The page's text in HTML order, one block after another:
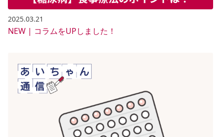
2025.03.21
NEW | コラムをUPしました！